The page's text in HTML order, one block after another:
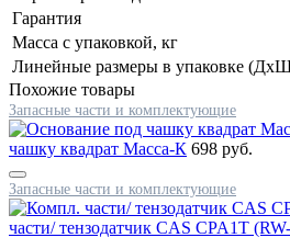
Гарантия
Масса с упаковкой, кг
Линейные размеры в упаковке
Похожие товары
Запасные части и комплектующие
чашку квадрат Масса-К 698 руб.
Запасные части и комплектующие
части/ тензодатчик CAS CPA1T